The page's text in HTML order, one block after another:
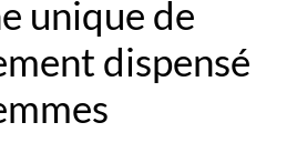
unique de
dispensé